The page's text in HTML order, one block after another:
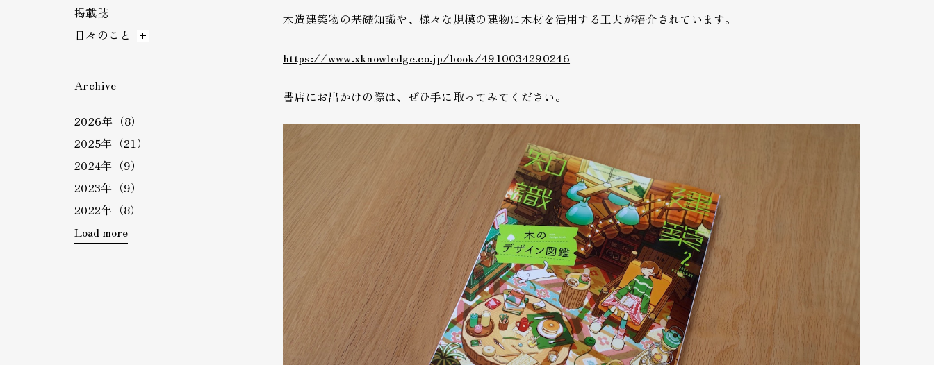
木造建築物の基礎知識や、様々な規模の建物に木材を活用する工夫が紹介されています。
https://www.xknowledge.co.jp/book/4910034290246
書店にお出かけの際は、ぜひ手に取ってみてください。
掲載誌
日々のこと
Archive
2026年（8）
2025年（21）
2024年（9）
2023年（9）
2022年（8）
Load more